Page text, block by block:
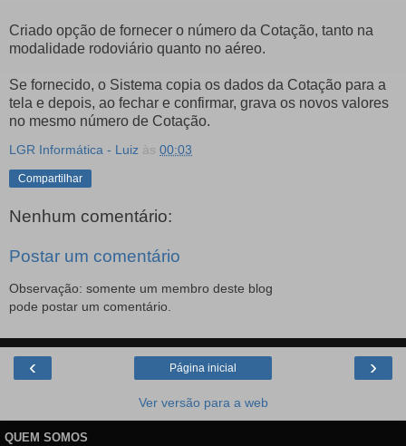
Criado opção de fornecer o número da Cotação, tanto na
modalidade rodoviário quanto no aéreo.
Se fornecido, o Sistema copia os dados da Cotação para a
tela e depois, ao fechar e confirmar, grava os novos valores
no mesmo número de Cotação.
LGR Informática - Luiz às 00:03
Compartilhar
Nenhum comentário:
Postar um comentário
Observação: somente um membro deste blog
pode postar um comentário.
‹ ›
Página inicial
Ver versão para a web
QUEM SOMOS